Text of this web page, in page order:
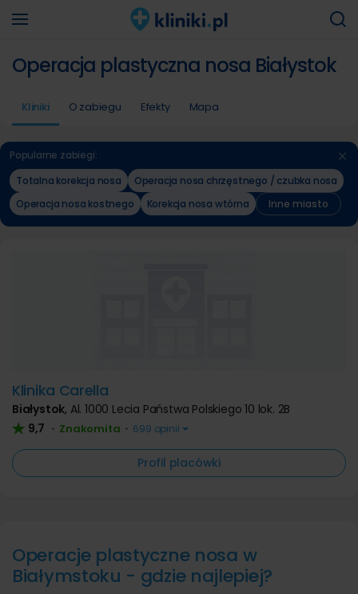
Operacja plastyczna nosa Białystok
Kliniki O zabiegu Efekty Mapa
Popularne zabiegi:
Totalna korekcja nosa
Operacja nosa chrzęstnego / czubka nosa
Operacja nosa kostnego
Korekcja nosa wtórna Inne miasto
Klinika Carella
Białystok, Al. 1000 Lecia Państwa Polskiego 10 lok. 2B
9,7 • Znakomita • 699 opinii
Profil placówki
Operacje plastyczne nosa w
Białymstoku - gdzie najlepiej?